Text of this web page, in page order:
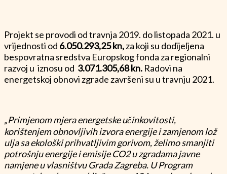
Projekt se provodi od travnja 2019. do listopada 2021. u
vrijednosti od 6.050.293,25 kn,za koji su dodijeljena
bespovratna sredstva Europskog fonda za regionalni
razvoj u iznosu od 3.071.305,68 kn. Radovi na
energetskoj obnovi zgrade završeni su u travnju 2021.
„Primjenom mjera energetske učinkovitosti,
korištenjem obnovljivih izvora energije i zamjenom lož
ulja sa ekološki prihvatljivim gorivom, želimo smanjiti
potrošnju energije i emisije CO2 u zgradama javne
namjene u vlasništvu Grada Zagreba. U Program